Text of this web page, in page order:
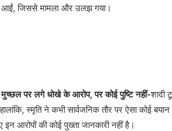
आईं, जिससे मामला और उलझ गया।
पर लगे धोखे के आरोप, पर कोई पुष्टि नहीं-शादी
स्मृति ने कभी सार्वजनिक तौर पर ऐसा कोई
इन आरोपों की कोई पुख्ता जानकारी नहीं है।